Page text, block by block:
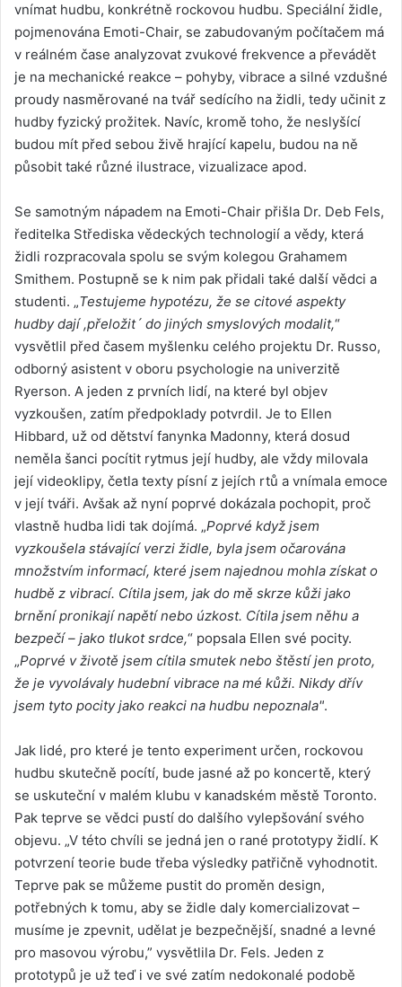
vnímat hudbu, konkrétně rockovou hudbu. Speciální židle,
pojmenována Emoti-Chair, se zabudovaným počítačem má
v reálném čase analyzovat zvukové frekvence a převádět
je na mechanické reakce – pohyby, vibrace a silné vzdušné
proudy nasměrované na tvář sedícího na židli, tedy učinit z
hudby fyzický prožitek. Navíc, kromě toho, že neslyšící
budou mít před sebou živě hrající kapelu, budou na ně
působit také různé ilustrace, vizualizace apod.
Se samotným nápadem na Emoti-Chair přišla Dr. Deb Fels,
ředitelka Střediska vědeckých technologií a vědy, která
židli rozpracovala spolu se svým kolegou Grahamem
Smithem. Postupně se k nim pak přidali také další vědci a
studenti. „Testujeme hypotézu, že se citové aspekty
hudby dají ,přeložit´ do jiných smyslových modalit,“
vysvětlil před časem myšlenku celého projektu Dr. Russo,
odborný asistent v oboru psychologie na univerzitě
Ryerson. A jeden z prvních lidí, na které byl objev
vyzkoušen, zatím předpoklady potvrdil. Je to Ellen
Hibbard, už od dětství fanynka Madonny, která dosud
neměla šanci pocítit rytmus její hudby, ale vždy milovala
její videoklipy, četla texty písní z jejích rtů a vnímala emoce
v její tváři. Avšak až nyní poprvé dokázala pochopit, proč
vlastně hudba lidi tak dojímá. „Poprvé když jsem
vyzkoušela stávající verzi židle, byla jsem očarována
množstvím informací, které jsem najednou mohla získat o
hudbě z vibrací. Cítila jsem, jak do mě skrze kůži jako
brnění pronikají napětí nebo úzkost. Cítila jsem něhu a
bezpečí – jako tlukot srdce,“ popsala Ellen své pocity.
„Poprvé v životě jsem cítila smutek nebo štěstí jen proto,
že je vyvolávaly hudební vibrace na mé kůži. Nikdy dřív
jsem tyto pocity jako reakci na hudbu nepoznala".
Jak lidé, pro které je tento experiment určen, rockovou
hudbu skutečně pocítí, bude jasné až po koncertě, který
se uskuteční v malém klubu v kanadském městě Toronto.
Pak teprve se vědci pustí do dalšího vylepšování svého
objevu. „V této chvíli se jedná jen o rané prototypy židlí. K
potvrzení teorie bude třeba výsledky patřičně vyhodnotit.
Teprve pak se můžeme pustit do proměn design,
potřebných k tomu, aby se židle daly komercializovat –
musíme je zpevnit, udělat je bezpečnější, snadné a levné
pro masovou výrobu,” vysvětlila Dr. Fels. Jeden z
prototypů je už teď i ve své zatím nedokonalé podobě